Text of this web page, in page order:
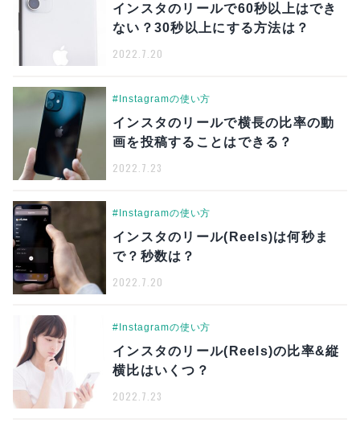
インスタのリールで60秒以上はでき
ない？30秒以上にする方法は？
2022.7.20
#Instagramの使い方
インスタのリールで横長の比率の動
画を投稿することはできる？
2022.7.23
#Instagramの使い方
インスタのリール(Reels)は何秒ま
で？秒数は？
2022.7.20
#Instagramの使い方
インスタのリール(Reels)の比率&縦
横比はいくつ？
2022.7.23